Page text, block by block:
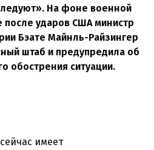
На фоне военной
после ударов США министр
Бэате Майнль-Райзингер
штаб и предупредила об
обострения ситуации.
имеет